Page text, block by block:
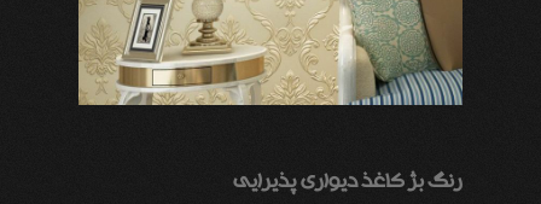
رنگ بژ کاغذ دیواری پذیرایی